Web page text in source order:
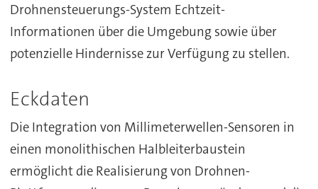
Drohnensteuerungs-System Echtzeit-
Informationen über die Umgebung sowie über
potenzielle Hindernisse zur Verfügung zu stellen.
Eckdaten
Die Integration von Millimeterwellen-Sensoren in
einen monolithischen Halbleiterbaustein
ermöglicht die Realisierung von Drohnen-